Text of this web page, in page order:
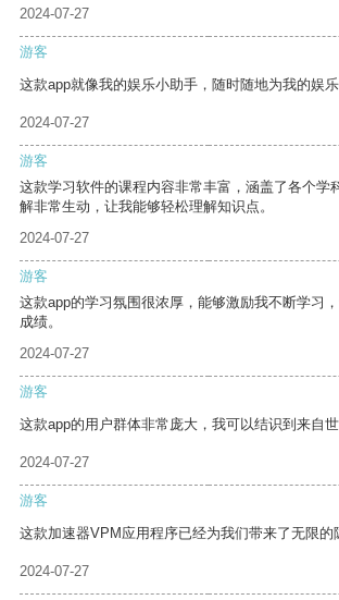
2024-07-27
游客
这款app就像我的娱乐小助手，随时随地为我的娱乐
2024-07-27
游客
这款学习软件的课程内容非常丰富，涵盖了各个学
解非常生动，让我能够轻松理解知识点。
2024-07-27
游客
这款app的学习氛围很浓厚，能够激励我不断学习
成绩。
2024-07-27
游客
这款app的用户群体非常庞大，我可以结识到来自世
2024-07-27
游客
这款加速器VPM应用程序已经为我们带来了无限的
2024-07-27